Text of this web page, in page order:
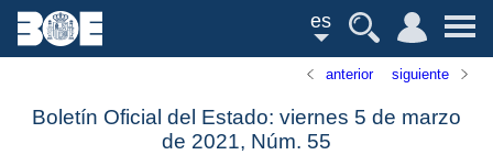
es
anterior siguiente
Boletín Oficial del Estado: viernes 5 de marzo
de 2021, Núm. 55